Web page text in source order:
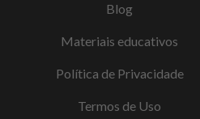
Blog
Materiais educativos
Política de Privacidade
Termos de Uso